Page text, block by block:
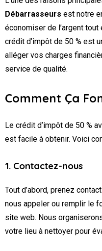
Débarrasseurs est notre
économiser de l’argent
crédit d’impôt de 50 % est
alléger vos charges
service de qualité.
Comment Ça
Le crédit d’impôt de 50 %
est facile à obtenir. Voici
1. Contactez-nous
Tout d’abord, prenez
nous appeler ou remplir le
site web. Nous
votre lieu à nettoyer pour